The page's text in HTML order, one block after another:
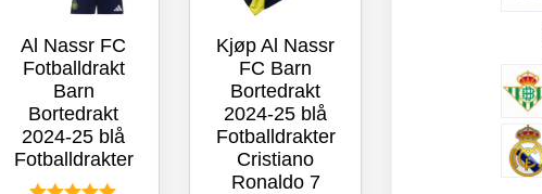
Al Nassr FC
Fotballdrakt
Barn
Bortedrakt
2024-25 blå
Fotballdrakter
Kjøp Al Nassr
FC Barn
Bortedrakt
2024-25 blå
Fotballdrakter
Cristiano
Ronaldo 7